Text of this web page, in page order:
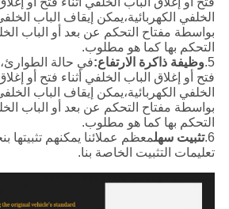
الخلفي الكهربائية،يمكن إيقاف الباب
بواسطة مفتاح التحكم عن بعد أو الباب
التحكم بها كما هو مطلوب.
5. وظيفة ذاكرة الارتفاع:في حالة
فتح أو إغلاق الباب الخلفي أثناء فتح أو
الخلفي الكهربائية،يمكن إيقاف الباب
بواسطة مفتاح التحكم عن بعد أو الباب
التحكم بها كما هو مطلوب.
6. تثبيت سهلمعظم عملائنا يمكنهم تثبيتها
تعليمات التثبيت الخاصة بنا.